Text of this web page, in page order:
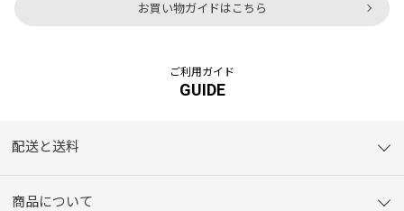
お買い物ガイドはこちら
ご利用ガイド
GUIDE
配送と送料
商品について